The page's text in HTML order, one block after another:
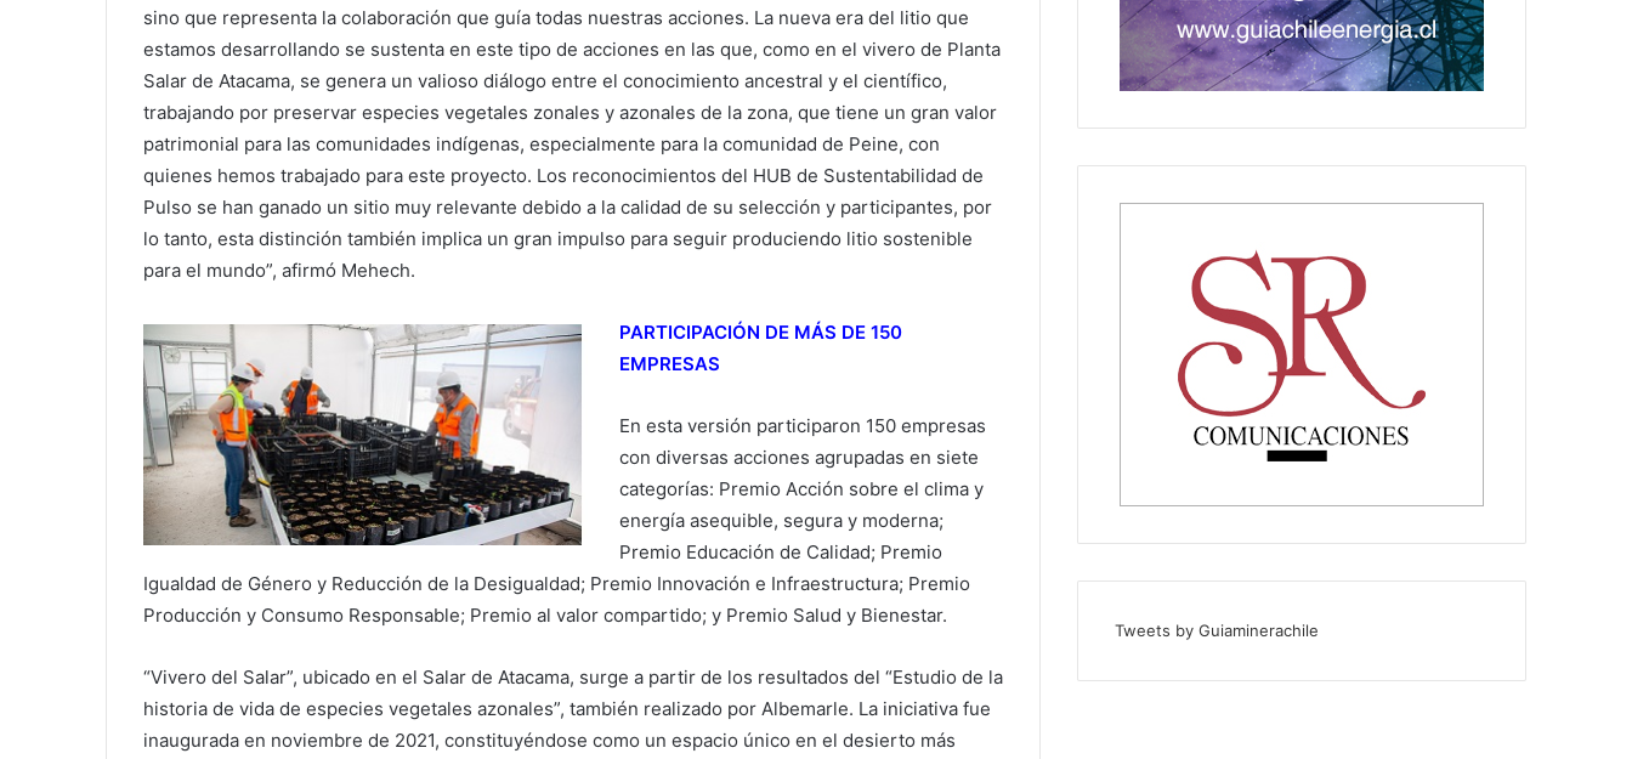
sino que representa la colaboración que guía todas nuestras acciones. La nueva era del litio que
estamos desarrollando se sustenta en este tipo de acciones en las que, como en el vivero de Planta
Salar de Atacama, se genera un valioso diálogo entre el conocimiento ancestral y el científico,
trabajando por preservar especies vegetales zonales y azonales de la zona, que tiene un gran valor
patrimonial para las comunidades indígenas, especialmente para la comunidad de Peine, con
quienes hemos trabajado para este proyecto. Los reconocimientos del HUB de Sustentabilidad de
Pulso se han ganado un sitio muy relevante debido a la calidad de su selección y participantes, por
lo tanto, esta distinción también implica un gran impulso para seguir produciendo litio sostenible
para el mundo”, afirmó Mehech.
PARTICIPACIÓN DE MÁS DE 150
EMPRESAS
En esta versión participaron 150 empresas
con diversas acciones agrupadas en siete
categorías: Premio Acción sobre el clima y
energía asequible, segura y moderna;
Premio Educación de Calidad; Premio
Igualdad de Género y Reducción de la Desigualdad; Premio Innovación e Infraestructura; Premio
Producción y Consumo Responsable; Premio al valor compartido; y Premio Salud y Bienestar.
“Vivero del Salar”, ubicado en el Salar de Atacama, surge a partir de los resultados del “Estudio de la
historia de vida de especies vegetales azonales”, también realizado por Albemarle. La iniciativa fue
inaugurada en noviembre de 2021, constituyéndose como un espacio único en el desierto más
Tweets by Guiaminerachile